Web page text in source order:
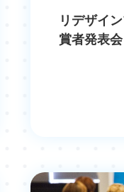
リデザイ
賞者発表会